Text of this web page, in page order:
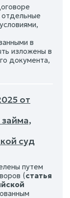
в
изложены в
документа,
от
суд
путем
(статья